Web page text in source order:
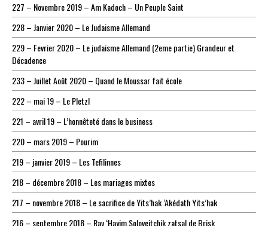
227 – Novembre 2019 – Am Kadoch – Un Peuple Saint
228 – Janvier 2020 – Le Judaisme Allemand
229 – Fevrier 2020 – Le judaisme Allemand (2eme partie) Grandeur et
Décadence
233 – Juillet Août 2020 – Quand le Moussar fait école
222 – mai 19 – Le Pletzl
221 – avril 19 – L’honnêteté dans le business
220 – mars 2019 – Pourim
219 – janvier 2019 – Les Tefilinnes
218 – décembre 2018 – Les mariages mixtes
217 – novembre 2018 – Le sacrifice de Yits’hak ‘Akédath Yits’hak
216 – septembre 2018 – Rav ‘Hayim Soloveitchik zatsal de Brisk